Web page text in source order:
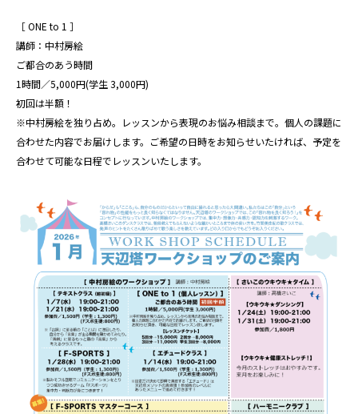
［ ONE to 1 ］
講師：中村房絵
ご都合のあう時間
1時間／5,000円(学生 3,000円)
初回は半額！
※中村房絵を独り占め。レッスンから表現のお悩み相談まで。個人の課題に
合わせた内容でお届けします。ご希望の日時をお知らせいたければ、予定を
合わせて可能な日程でレッスンいたします。